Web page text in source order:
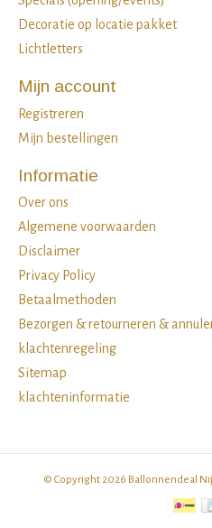
Decoratie op locatie pakket
Lichtletters
Mijn account
Registreren
Mijn bestellingen
Informatie
Over ons
Algemene voorwaarden
Disclaimer
Privacy Policy
Betaalmethoden
Bezorgen & retourneren &
klachtenregeling
Sitemap
klachteninformatie
© Copyright 2026 Ballonnendeal